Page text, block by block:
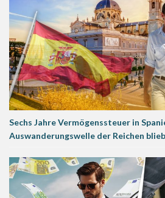
Sechs Jahre Vermögenssteuer in
Auswanderungswelle der Reichen